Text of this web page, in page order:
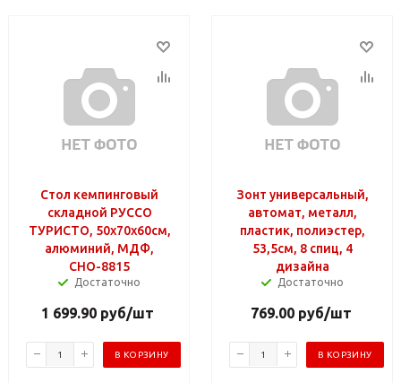
Стол кемпинговый
складной РУССО
ТУРИСТО, 50х70х60см,
алюминий, МДФ,
СНО-8815
Достаточно
1 699.90 руб/шт
В КОРЗИНУ
Зонт универсальный,
автомат, металл,
пластик, полиэстер,
53,5см, 8 спиц, 4
дизайна
Достаточно
769.00руб/шт
В КОРЗИНУ